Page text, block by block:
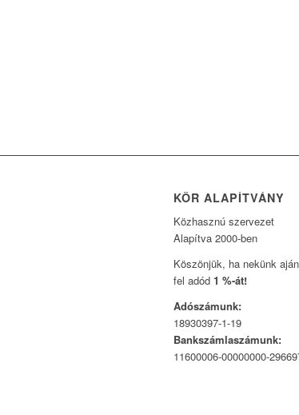
KÖR ALAPÍTVÁNY
Közhasznú szervezet
Alapítva 2000-ben
Köszönjük, ha nekünk
fel adód 1 %-át!
Adószámunk:
18930397-1-19
Bankszámlaszámunk:
11600006-00000000-